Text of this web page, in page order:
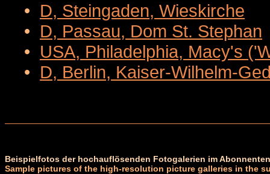
• D, Steingaden, Wieskirche
• D, Passau, Dom St. Stephan
• USA, Philadelphia, Macy's
• D, Berlin, Kaiser-Wilhelm-
Beispielfotos der hochauflösenden Fotogalerien im
Sample pictures of the high-resolution picture galleries in the